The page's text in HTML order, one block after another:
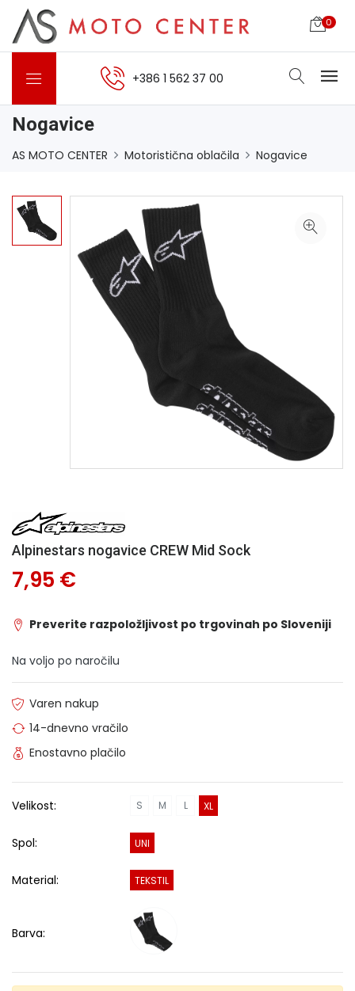
0
+386 1 562 37 00
Nogavice
AS MOTO CENTER Motoristična oblačila Nogavice
Alpinestars nogavice CREW Mid Sock
7,95 €
Preverite razpoložljivost po trgovinah po Sloveniji
Na voljo po naročilu
Varen nakup
14-dnevno vračilo
Enostavno plačilo
Velikost: S M L XL
Spol: UNI
Material: TEKSTIL
Barva: